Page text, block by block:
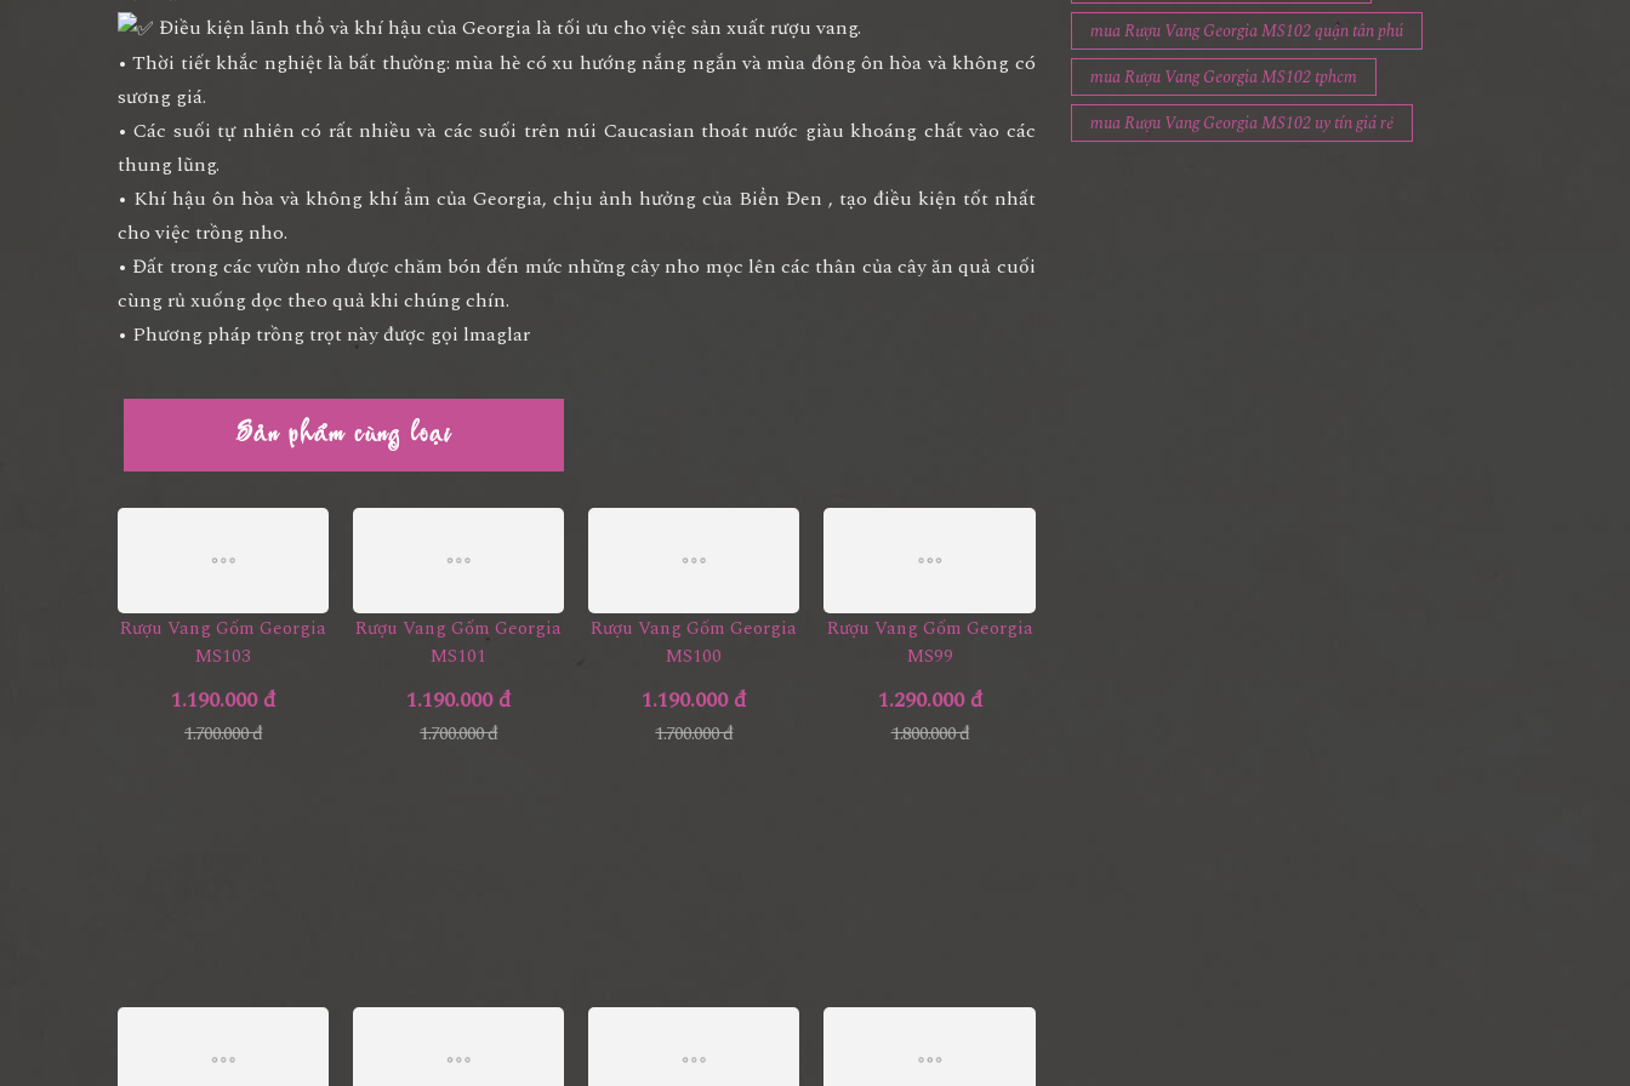
Điều kiện lãnh thổ và khí hậu của Georgia là tối ưu cho việc sản xuất rượu vang.
• Thời tiết khắc nghiệt là bất thường: mùa hè có xu hướng nắng ngắn và mùa đông ôn hòa và không có
sương giá.
• Các suối tự nhiên có rất nhiều và các suối trên núi Caucasian thoát nước giàu khoáng chất vào các
thung lũng.
• Khí hậu ôn hòa và không khí ẩm của Georgia, chịu ảnh hưởng của Biển Đen , tạo điều kiện tốt nhất
cho việc trồng nho.
• Đất trong các vườn nho được chăm bón đến mức những cây nho mọc lên các thân của cây ăn quả cuối
cùng rủ xuống dọc theo quả khi chúng chín.
• Phương pháp trồng trọt này được gọi lmaglar
Sản phẩm cùng loại
Rượu Vang Gốm Georgia
MS103
1.190.000 đ
1.700.000 đ
Rượu Vang Gốm Georgia
MS101
1.190.000 đ
1.700.000 đ
Rượu Vang Gốm Georgia
MS100
1.190.000 đ
1.700.000 đ
Rượu Vang Gốm Georgia
MS99
1.290.000 đ
1.800.000 đ
mua Rượu Vang Georgia MS102 quận tân phú
mua Rượu Vang Georgia MS102 tphcm
mua Rượu Vang Georgia MS102 uy tín giá rẻ